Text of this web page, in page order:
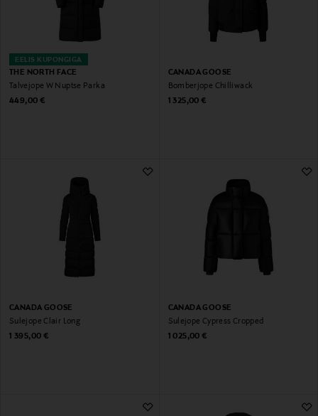
EELIS KUPONGIGA
THE NORTH FACE
Talvejope W Nuptse Parka
Original Price
449,00 €
CANADA GOOSE
Bomberjope Chilliwack
Original Price
1 325,00 €
CANADA GOOSE
Sulejope Clair Long
Original Price
1 395,00 €
CANADA GOOSE
Sulejope Cypress Cropped
Original Price
1 025,00 €